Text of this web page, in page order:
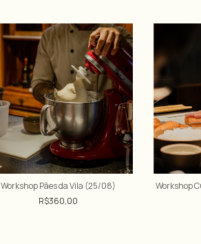
Workshop Pães da Vila (25/08)
R$360,00
Workshop